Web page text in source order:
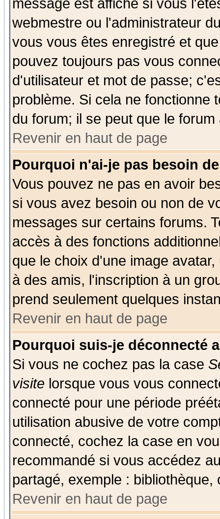
message est affiché si vous
webmestre ou l'administrateur
vous vous êtes enregistré et
pouvez toujours pas vous
d'utilisateur et mot de passe;
problème. Si cela ne fonctionne
du forum; il se peut que le
Revenir en haut de page
Pourquoi n'ai-je pas besoin
Vous pouvez ne pas en avoir
si vous avez besoin ou non de
messages sur certains forums.
accès à des fonctions
que le choix d'une image
à des amis, l'inscription à un
prend seulement quelques
Revenir en haut de page
Pourquoi suis-je déconnecté
Si vous ne cochez pas la case
visite lorsque vous vous
connecté pour une période
utilisation abusive de votre
connecté, cochez la case en
recommandé si vous accédez
partagé, exemple :
Revenir en haut de page